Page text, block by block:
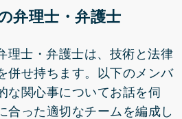
弁理士・弁護士
理士・弁護士は、技術と法律
併せ持ちます。以下のメンバ
な関心事についてお話を伺
合った適切なチームを編成し